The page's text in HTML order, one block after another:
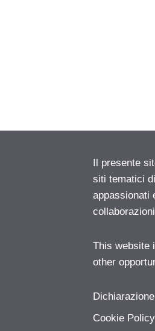
Il presente
siti tematici
appassionati
This website
other
Cookie